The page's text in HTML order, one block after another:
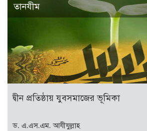
তানযীম
দ্বীন প্রতিষ্ঠায় যুবসমাজের ভূমিকা
ড. এ.এস.এম. আযীযুল্লাহ